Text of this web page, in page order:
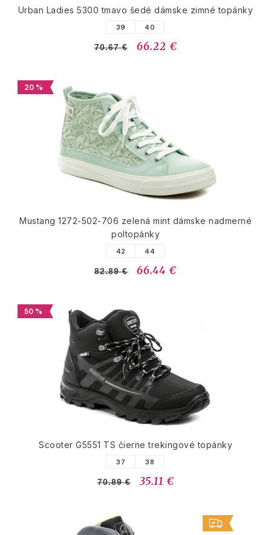
Urban Ladies 5300 tmavo šedé dámske zimné topánky
39 40
70.67 € 66.22 €
20 %
Mustang 1272-502-706 zelená mint dámske nadmerné
poltopánky
42 44
82.89 € 66.44 €
50 %
Scooter G5551 TS čierne trekingové topánky
37 38
70.89 € 35.11 €